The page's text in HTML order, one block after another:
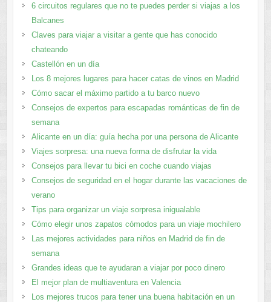
6 circuitos regulares que no te puedes perder si viajas a los
Balcanes
Claves para viajar a visitar a gente que has conocido
chateando
Castellón en un día
Los 8 mejores lugares para hacer catas de vinos en Madrid
Cómo sacar el máximo partido a tu barco nuevo
Consejos de expertos para escapadas románticas de fin de
semana
Alicante en un día: guía hecha por una persona de Alicante
Viajes sorpresa: una nueva forma de disfrutar la vida
Consejos para llevar tu bici en coche cuando viajas
Consejos de seguridad en el hogar durante las vacaciones de
verano
Tips para organizar un viaje sorpresa inigualable
Cómo elegir unos zapatos cómodos para un viaje mochilero
Las mejores actividades para niños en Madrid de fin de
semana
Grandes ideas que te ayudaran a viajar por poco dinero
El mejor plan de multiaventura en Valencia
Los mejores trucos para tener una buena habitación en un